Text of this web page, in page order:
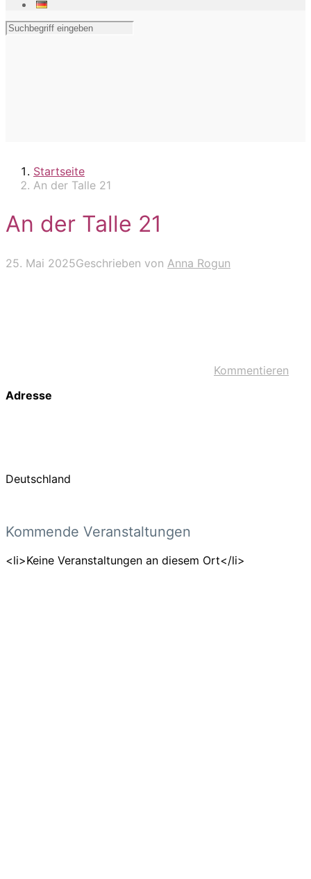
Startseite
An der Talle 21
An der Talle 21
25. Mai 2025Geschrieben von Anna Rogun
Kommentieren
Adresse
Deutschland
Kommende Veranstaltungen
<li>Keine Veranstaltungen an diesem Ort</li>